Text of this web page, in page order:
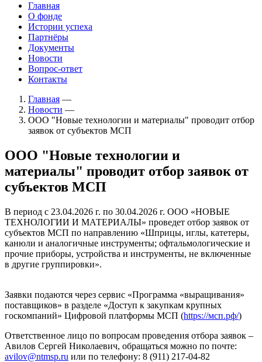
Главная
О фонде
Истории успеха
Партнёры
Документы
Новости
Вопрос-ответ
Контакты
Главная —
Новости —
ООО "Новые технологии и материалы" проводит отбор
заявок от субъектов МСП
ООО "Новые технологии и
материалы" проводит отбор заявок от
субъектов МСП
В период с 23.04.2026 г. по 30.04.2026 г. ООО «НОВЫЕ
ТЕХНОЛОГИИ И МАТЕРИАЛЫ» проведет отбор заявок от
субъектов МСП по направлению «Шприцы, иглы, катетеры,
канюли и аналогичные инструменты; офтальмологические и
прочие приборы, устройства и инструменты, не включенные
в другие группировки».
Заявки подаются через сервис «Программа «выращивания»
поставщиков» в разделе «Доступ к закупкам крупных
госкомпаний» Цифровой платформы МСП (https://мсп.рф/)
Ответственное лицо по вопросам проведения отбора заявок –
Авилов Сергей Николаевич, обращаться можно по почте:
avilov@ntmsp.ru или по телефону: 8 (911) 217-04-82